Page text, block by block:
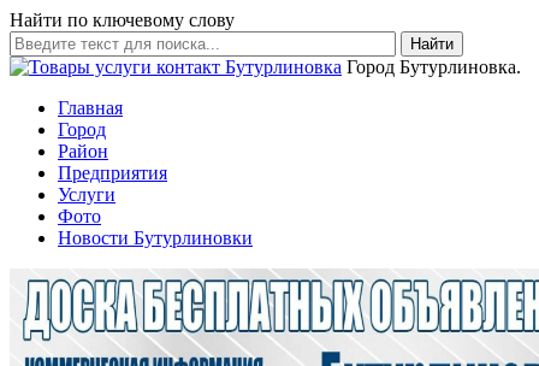
Найти по ключевому слову
Найти
Город Бутурлиновка.
Главная
Город
Район
Предприятия
Услуги
Фото
Новости Бутурлиновки